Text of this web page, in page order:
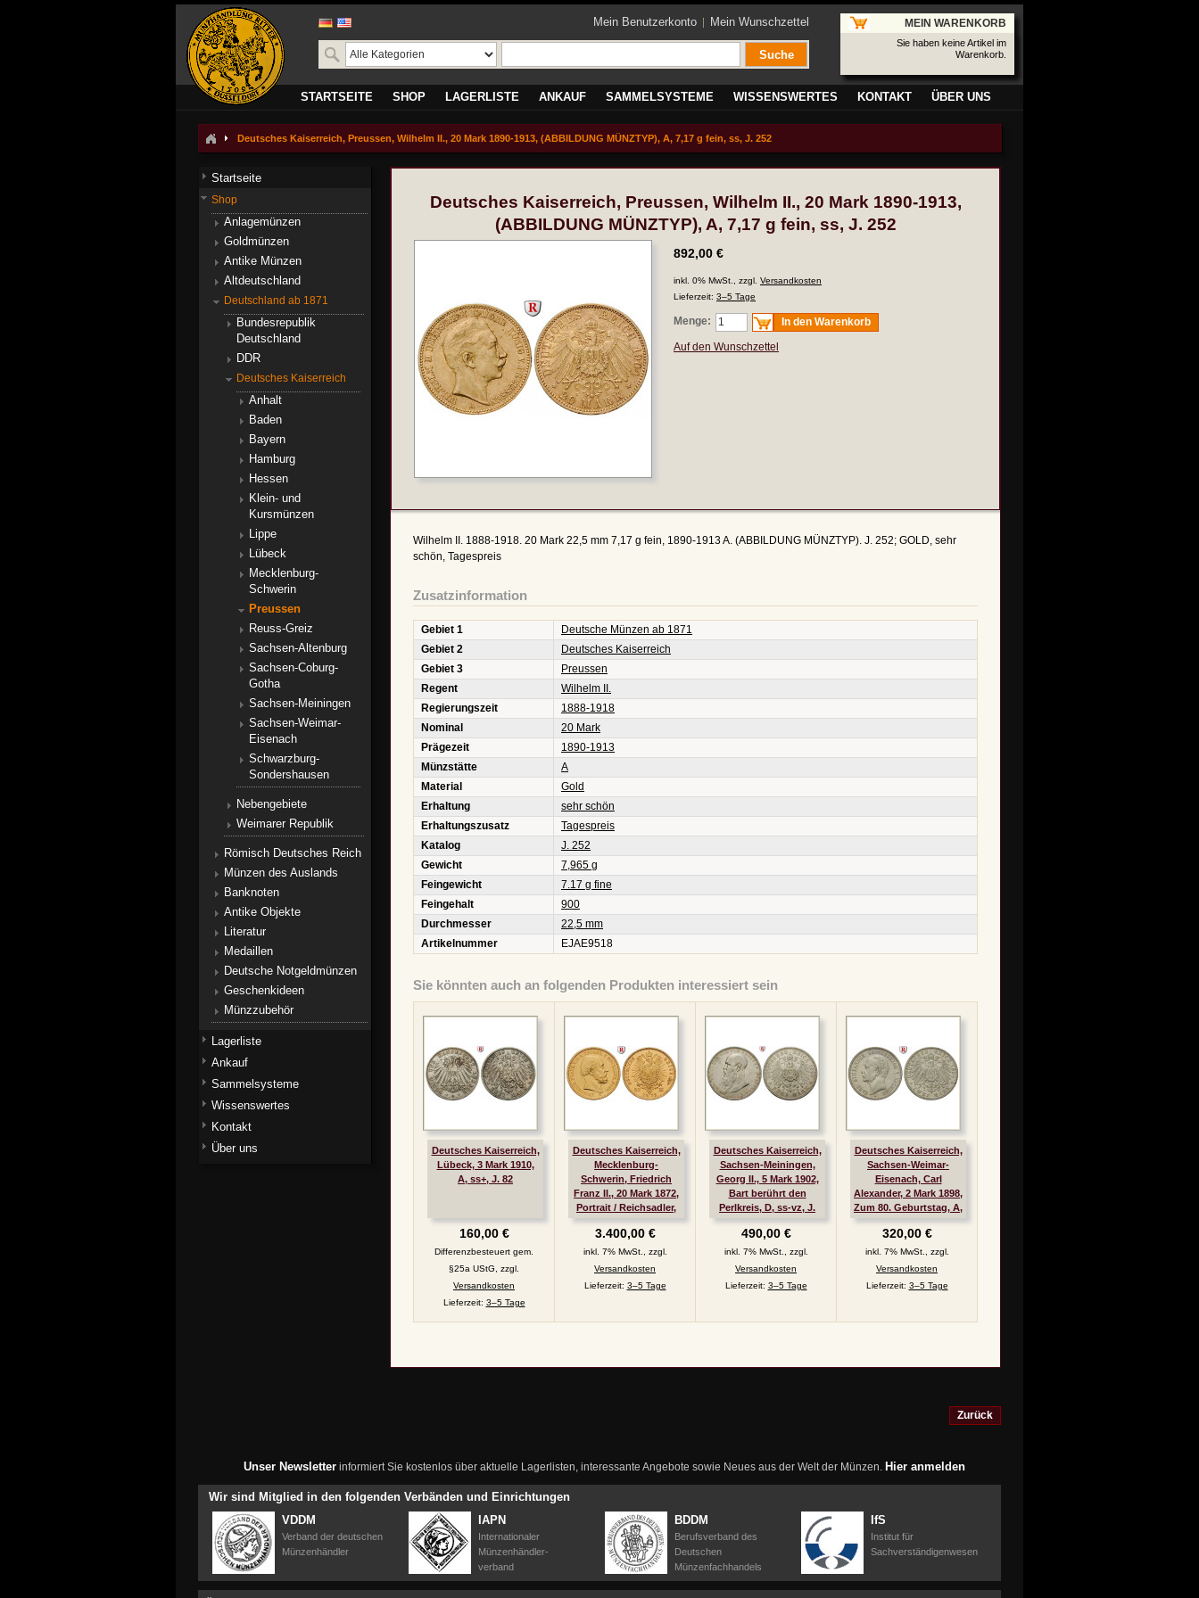
Mein Benutzerkonto Mein Wunschzettel
Suche
MEIN WARENKORB
Sie haben keine Artikel im
Warenkorb.
STARTSEITE SHOP LAGERLISTE ANKAUF SAMMELSYSTEME WISSENSWERTES KONTAKT ÜBER UNS
Deutsches Kaiserreich, Preussen, Wilhelm II., 20 Mark 1890-1913, (ABBILDUNG MÜNZTYP), A, 7,17 g fein, ss, J. 252
Deutsches Kaiserreich, Preussen, Wilhelm II., 20 Mark 1890-1913,
(ABBILDUNG MÜNZTYP), A, 7,17 g fein, ss, J. 252
892,00 €
inkl. 0% MwSt., zzgl. Versandkosten
Lieferzeit: 3–5 Tage
Menge:
In den Warenkorb
Auf den Wunschzettel
Wilhelm II. 1888-1918. 20 Mark 22,5 mm 7,17 g fein, 1890-1913 A. (ABBILDUNG MÜNZTYP). J. 252; GOLD, sehr
schön, Tagespreis
Zusatzinformation
Gebiet 1
Deutsche Münzen ab 1871
Gebiet 2
Deutsches Kaiserreich
Gebiet 3
Preussen
Regent
Wilhelm II.
Regierungszeit
1888-1918
Nominal
20 Mark
Prägezeit
1890-1913
Münzstätte
A
Material
Gold
Erhaltung
sehr schön
Erhaltungszusatz
Tagespreis
Katalog
J. 252
Gewicht
7,965 g
Feingewicht
7.17 g fine
Feingehalt
900
Durchmesser
22,5 mm
Artikelnummer
EJAE9518
Sie könnten auch an folgenden Produkten interessiert sein
Deutsches Kaiserreich,
Lübeck, 3 Mark 1910,
A, ss+, J. 82
160,00 €
Differenzbesteuert gem.
§25a UStG, zzgl.
Versandkosten
Lieferzeit: 3–5 Tage
Deutsches Kaiserreich,
Mecklenburg-
Schwerin, Friedrich
Franz II., 20 Mark 1872,
Portrait / Reichsadler,
A, 7,17 g fein, vz/vz-st,
J. 230
3.400,00 €
inkl. 7% MwSt., zzgl.
Versandkosten
Lieferzeit: 3–5 Tage
Deutsches Kaiserreich,
Sachsen-Meiningen,
Georg II., 5 Mark 1902,
Bart berührt den
Perlkreis, D, ss-vz, J.
153a
490,00 €
inkl. 7% MwSt., zzgl.
Versandkosten
Lieferzeit: 3–5 Tage
Deutsches Kaiserreich,
Sachsen-Weimar-
Eisenach, Carl
Alexander, 2 Mark 1898,
Zum 80. Geburtstag, A,
ss, J. 156
320,00 €
inkl. 7% MwSt., zzgl.
Versandkosten
Lieferzeit: 3–5 Tage
Zurück
Startseite
Shop
Anlagemünzen
Goldmünzen
Antike Münzen
Altdeutschland
Deutschland ab 1871
Bundesrepublik
Deutschland
DDR
Deutsches Kaiserreich
Anhalt
Baden
Bayern
Hamburg
Hessen
Klein- und
Kursmünzen
Lippe
Lübeck
Mecklenburg-
Schwerin
Preussen
Reuss-Greiz
Sachsen-Altenburg
Sachsen-Coburg-
Gotha
Sachsen-Meiningen
Sachsen-Weimar-
Eisenach
Schwarzburg-
Sondershausen
Nebengebiete
Weimarer Republik
Römisch Deutsches Reich
Münzen des Auslands
Banknoten
Antike Objekte
Literatur
Medaillen
Deutsche Notgeldmünzen
Geschenkideen
Münzzubehör
Lagerliste
Ankauf
Sammelsysteme
Wissenswertes
Kontakt
Über uns
Unser Newsletterinformiert Sie kostenlos über aktuelle Lagerlisten, interessante Angebote sowie Neues aus der Welt der Münzen. Hier anmelden
Wir sind Mitglied in den folgenden Verbänden und Einrichtungen
VDDM
Verband der deutschen
Münzenhändler
IAPN
Internationaler
Münzenhändler-
verband
BDDM
Berufsverband des
Deutschen
Münzenfachhandels
IfS
Institut für
Sachverständigenwesen